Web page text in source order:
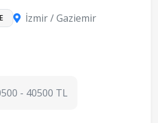
İzmir / Gaziemir
- 40500 TL